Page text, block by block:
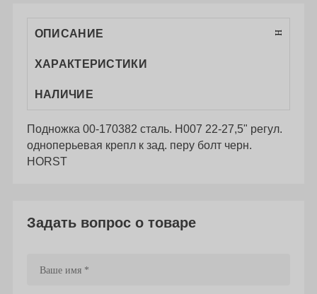
ОПИСАНИЕ
ХАРАКТЕРИСТИКИ
НАЛИЧИЕ
Подножка 00-170382 сталь. H007 22-27,5" регул.
одноперьевая крепл к зад. перу болт черн.
HORST
Задать вопрос о товаре